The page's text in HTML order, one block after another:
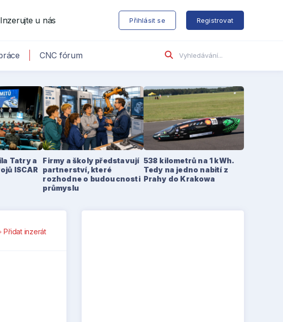
Inzerujte u nás Přihlásit se Registrovat
CNC fórum
Tatry a
ISCAR
Firmy a školy představují
partnerství, které
rozhodne o budoucnosti
průmyslu
538 kilometrů na 1 kWh.
Tedy na jedno nabití z
Prahy do Krakowa
Přidat inzerát